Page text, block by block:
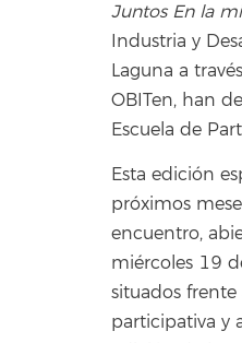
Juntos En la
Industria y
Laguna a
OBITen, han
Escuela de
Esta edición
próximos
encuentro,
miércoles 19
situados frente
participativa y